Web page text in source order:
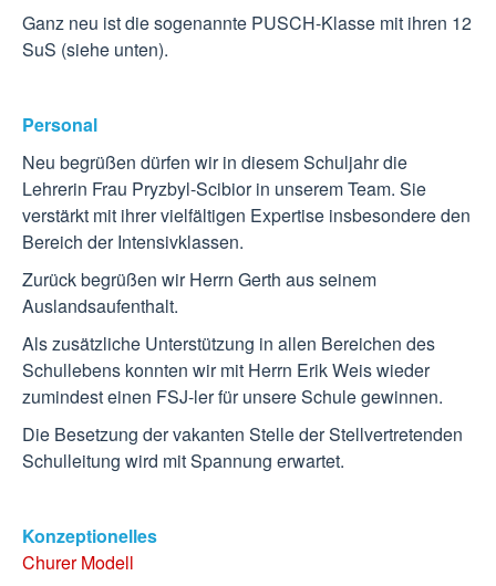
Ganz neu ist die sogenannte PUSCH-Klasse mit ihren 12
SuS (siehe unten).
Personal
Neu begrüßen dürfen wir in diesem Schuljahr die
Lehrerin Frau Pryzbyl-Scibior in unserem Team. Sie
verstärkt mit ihrer vielfältigen Expertise insbesondere den
Bereich der Intensivklassen.
Zurück begrüßen wir Herrn Gerth aus seinem
Auslandsaufenthalt.
Als zusätzliche Unterstützung in allen Bereichen des
Schullebens konnten wir mit Herrn Erik Weis wieder
zumindest einen FSJ-ler für unsere Schule gewinnen.
Die Besetzung der vakanten Stelle der Stellvertretenden
Schulleitung wird mit Spannung erwartet.
Konzeptionelles
Churer Modell